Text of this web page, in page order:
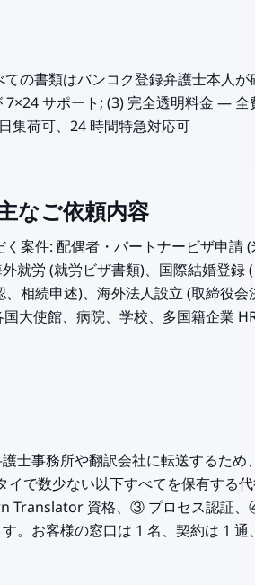
の書類はバンコク登録弁護士本人
サポート; (3) 完全透明料金 — 全
集荷可、24 時間特急対応可
なご依頼内容
案件: 配偶者・パートナービザ申請
就労 (就労ビザ書類)、国際結婚登録
相続申述)、海外法人設立 (取締役
大使館、病院、学校、多国籍企業
士事務所や翻訳会社に転送するため
イで数少ない以下すべてを保有する
Translator 資格、③ プロセス認証、
。お客様の窓口は 1 名、契約は 1 通